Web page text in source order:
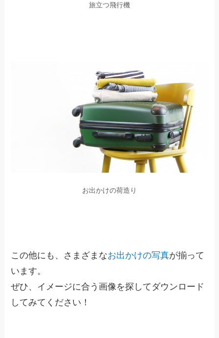
旅立つ飛行機
お出かけの荷造り
この他にも、さまざまなお出かけの写真が揃って
います。
ぜひ、イメージに合う画像を探してダウンロード
してみてください！